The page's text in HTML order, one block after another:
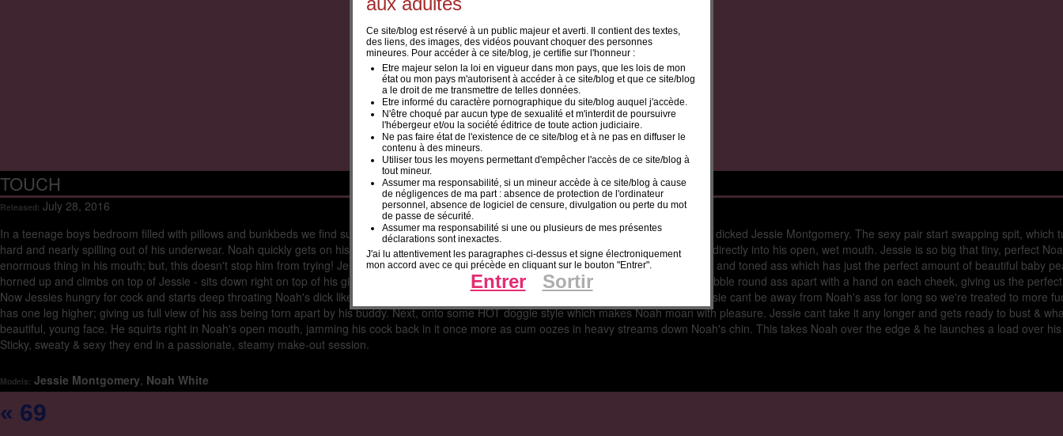
TOUCH
Released: July 28, 2016
In a teenage boys bedroom filled with pillows and bunkbeds we find super twink, all american blonde, blue eyed Noah White and gorgeous, big dicked Jessie Montgomery. The sexy pair start swapping spit, which
hard and nearly spilling out of his underwear. Noah quickly gets on his knees, pulls the underwear down letting Jessie's dick come flopping out directly into his open, wet mouth. Jessie is so big that tiny, perfect
enormous thing in his mouth; but, this doesn't stop him from trying! Jessie returns the favor by diving face first into Noah's perfectly round, tight and toned ass which has just the perfect amount of beautiful baby
horned up and climbs on top of Jessie - sits down right on top of his gigantic cock, taking it all, slowly and balls deep. Jessie spreads Noah's bubble round ass apart with a hand on each cheek, giving us the
Now Jessies hungry for cock and starts deep throating Noah's dick like a champ as his blonde skater boy hair dangles in his beautiful face. Jessie cant be away from Noah's ass for long so we're treated to more
has one leg higher; giving us full view of his ass being torn apart by his buddy. Next, onto some HOT doggie style which makes Noah moan with pleasure. Jessie cant take it any longer and gets ready to bust &
beautiful, young face. He squirts right in Noah's open mouth, jamming his cock back in it once more as cum oozes in heavy streams down Noah's chin. This takes Noah over the edge & he launches a load over
Sticky, sweaty & sexy they end in a passionate, steamy make-out session.
Models: Jessie Montgomery, Noah White
« 69
Ce site/blog est réservé à un public majeur et averti. Il contient des textes,
des liens, des images, des vidéos pouvant choquer des personnes
mineures. Pour accéder à ce site/blog, je certifie sur l'honneur :
Etre majeur selon la loi en vigueur dans mon pays, que les lois de mon
état ou mon pays m'autorisent à accéder à ce site/blog et que ce site/blog
a le droit de me transmettre de telles données.
Etre informé du caractère pornographique du site/blog auquel j'accède.
N'être choqué par aucun type de sexualité et m'interdit de poursuivre
l'hébergeur et/ou la société éditrice de toute action judiciaire.
Ne pas faire état de l'existence de ce site/blog et à ne pas en diffuser le
contenu à des mineurs.
Utiliser tous les moyens permettant d'empêcher l'accès de ce site/blog à
tout mineur.
Assumer ma responsabilité, si un mineur accède à ce site/blog à cause
de négligences de ma part : absence de protection de l'ordinateur
personnel, absence de logiciel de censure, divulgation ou perte du mot
de passe de sécurité.
Assumer ma responsabilité si une ou plusieurs de mes présentes
déclarations sont inexactes.
J'ai lu attentivement les paragraphes ci-dessus et signe électroniquement
mon accord avec ce qui précède en cliquant sur le bouton "Entrer".
Entrer Sortir